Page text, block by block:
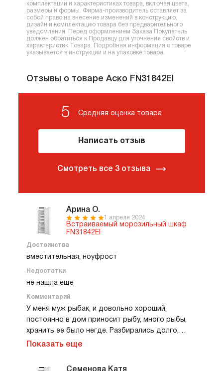
комплектации и характеристиках товара, включая цвета,
размеры и формы. Фирма-производитель оставляет за
собой право на внесение изменений в конструкцию,
дизайн и комплектацию товара без предварительного
уведомления. Перед оформлением Заказа Покупатель
должен обратиться к Продавцу для уточнения свойств и
характеристик Товара. Подробная информация о товаре
указывается в инструкции и на упаковке товара.
Отзывы о товаре Аско FN31842EI
Арина О.
1 апреля 2024
Встраиваемый морозильный шкаф
FN31842EI
Достоинства
вместительная, ноуфрост
Недостатки
не нашла еще
Комментарий
У меня муж рыбак, и довольно хороший,
постоянно в дом приносит рыбу, много рыбы,
хранить ее было негде. Разбирались долго,
решили в итоге брать отдельную морозилку.
Показать еще
Семенова Катя
5 Средняя оценка товара
Написать отзыв
Смотреть все 3 отзыва